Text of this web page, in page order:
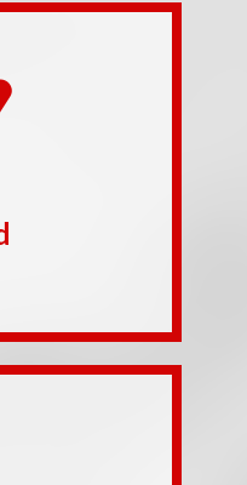
ja siit leiab enda
laps, noor ja
tehnoloogia-,